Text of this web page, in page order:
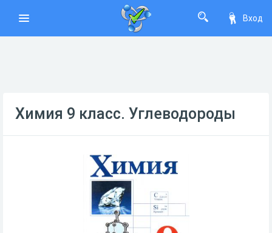
Вход
Химия 9 класс. Углеводороды